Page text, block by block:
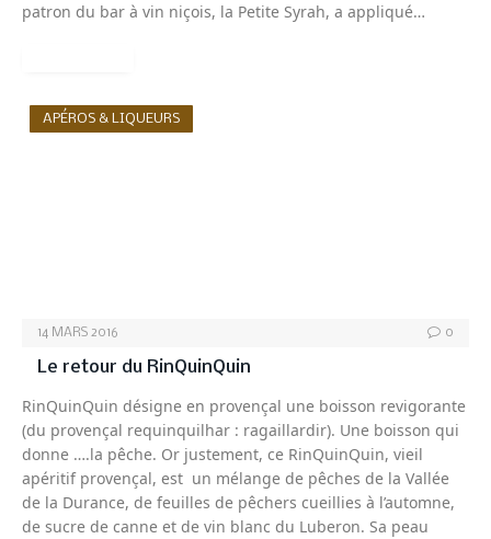
patron du bar à vin niçois, la Petite Syrah, a appliqué…
APÉROS & LIQUEURS
14 MARS 2016 0
Le retour du RinQuinQuin
RinQuinQuin désigne en provençal une boisson revigorante
(du provençal requinquilhar : ragaillardir). Une boisson qui
donne ….la pêche. Or justement, ce RinQuinQuin, vieil
apéritif provençal, est un mélange de pêches de la Vallée
de la Durance, de feuilles de pêchers cueillies à l’automne,
de sucre de canne et de vin blanc du Luberon. Sa peau